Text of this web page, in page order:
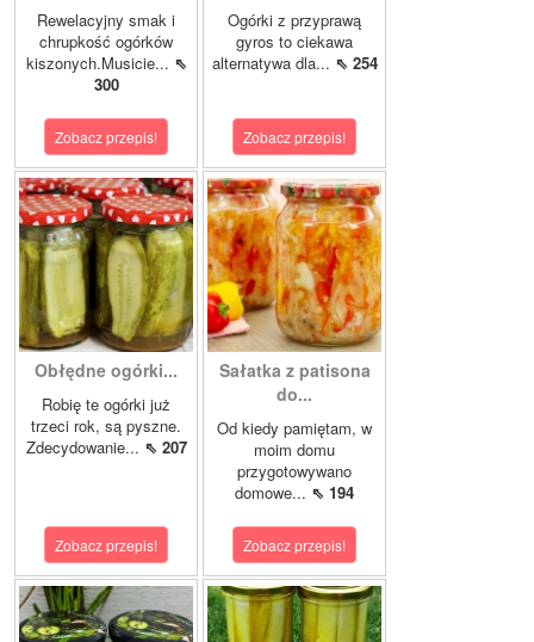
Rewelacyjny smak i
chrupkość ogórków
kiszonych.Musicie... ⇖
300
Zobacz przepis!
Ogórki z przyprawą
gyros to ciekawa
alternatywa dla... ⇖ 254
Zobacz przepis!
Obłędne ogórki...
Robię te ogórki już
trzeci rok, są pyszne.
Zdecydowanie... ⇖ 207
Zobacz przepis!
Sałatka z patisona
do...
Od kiedy pamiętam, w
moim domu
przygotowywano
domowe... ⇖ 194
Zobacz przepis!